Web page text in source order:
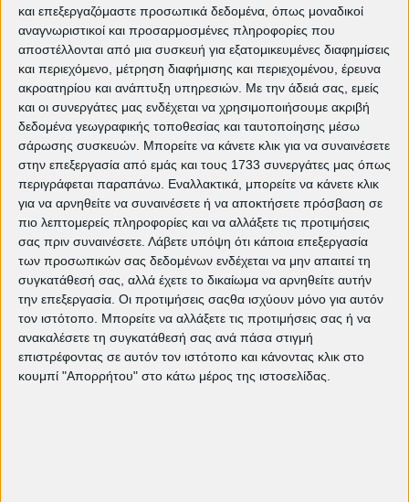
και επεξεργαζόμαστε προσωπικά δεδομένα, όπως μοναδικοί
αναγνωριστικοί και προσαρμοσμένες πληροφορίες που
αποστέλλονται από μια συσκευή για εξατομικευμένες διαφημίσεις
και περιεχόμενο, μέτρηση διαφήμισης και περιεχομένου, έρευνα
ακροατηρίου και ανάπτυξη υπηρεσιών. Με την άδειά σας, εμείς
και οι συνεργάτες μας ενδέχεται να χρησιμοποιήσουμε ακριβή
δεδομένα γεωγραφικής τοποθεσίας και ταυτοποίησης μέσω
σάρωσης συσκευών. Μπορείτε να κάνετε κλικ για να συναινέσετε
στην επεξεργασία από εμάς και τους 1733 συνεργάτες μας όπως
περιγράφεται παραπάνω. Εναλλακτικά, μπορείτε να κάνετε κλικ
για να αρνηθείτε να συναινέσετε ή να αποκτήσετε πρόσβαση σε
πιο λεπτομερείς πληροφορίες και να αλλάξετε τις προτιμήσεις
σας πριν συναινέσετε. Λάβετε υπόψη ότι κάποια επεξεργασία
των προσωπικών σας δεδομένων ενδέχεται να μην απαιτεί τη
συγκατάθεσή σας, αλλά έχετε το δικαίωμα να αρνηθείτε αυτήν
την επεξεργασία. Οι προτιμήσεις σαςθα ισχύουν μόνο για αυτόν
τον ιστότοπο. Μπορείτε να αλλάξετε τις προτιμήσεις σας ή να
ανακαλέσετε τη συγκατάθεσή σας ανά πάσα στιγμή
επιστρέφοντας σε αυτόν τον ιστότοπο και κάνοντας κλικ στο
κουμπί "Απορρήτου" στο κάτω μέρος της ιστοσελίδας.
Διάκου)
Δείτε ακόμη:
Τρέχον πρόγραμμα προβολών
The Bride!: Τα τέρατα δεν είναι αυτά
που νομίζεις | EDITORIAL
"Ομάχα": Μια πορεία προς την
ελευθερία και τη σύνδεση των
ανθρώπων | EDITORIAL